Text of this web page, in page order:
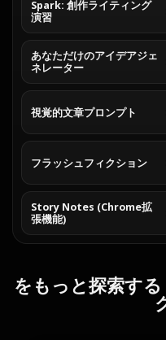
Spark: 創作ライティング
演習
あなただけのアイデアジェ
ネレーター
視覚的文章プロンプト
フラッシュフィクション
Story Notes (Chrome拡
張機能)
をもっと探索す